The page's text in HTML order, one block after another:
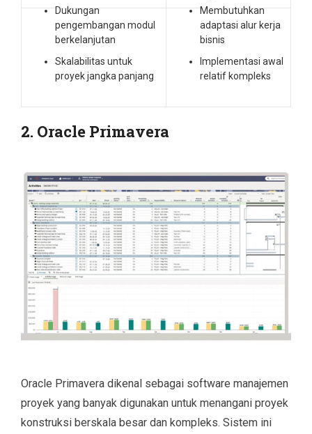
Dukungan
pengembangan modul
berkelanjutan
Skalabilitas untuk
proyek jangka panjang
Membutuhkan
adaptasi alur kerja
bisnis
Implementasi awal
relatif kompleks
2. Oracle Primavera
Oracle Primavera dikenal sebagai software manajemen
proyek yang banyak digunakan untuk menangani proyek
konstruksi berskala besar dan kompleks. Sistem ini